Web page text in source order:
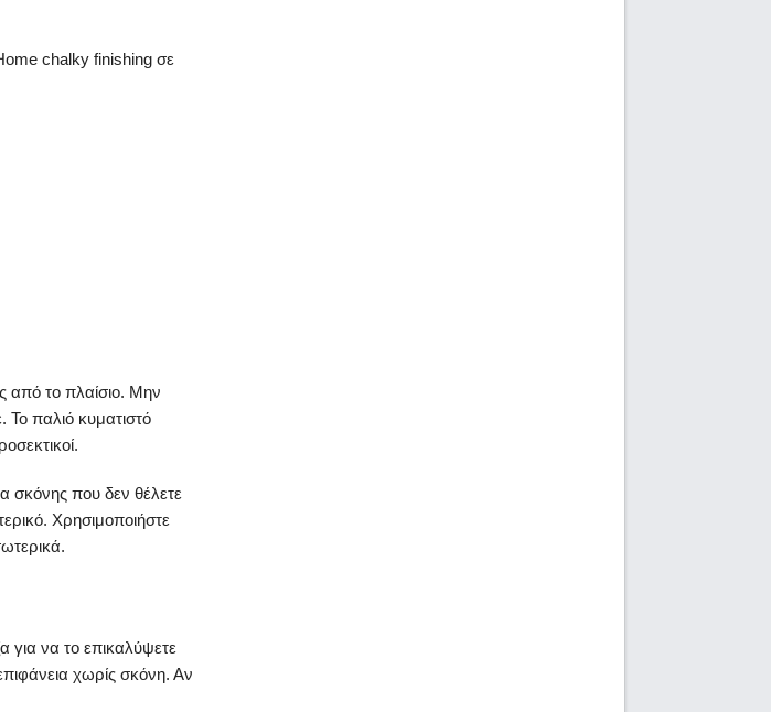
chalky finishing σε
από το πλαίσιο. Μην
Το παλιό κυματιστό
σκόνης που δεν θέλετε
Χρησιμοποιήστε
για να το επικαλύψετε
χωρίς σκόνη. Αν